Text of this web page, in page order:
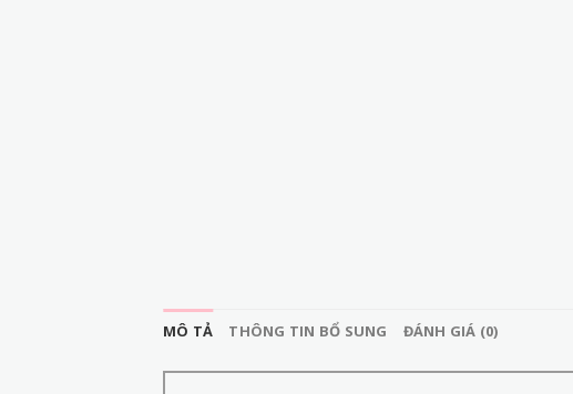
MÔ TẢ THÔNG TIN BỔ SUNG ĐÁNH GIÁ (0)